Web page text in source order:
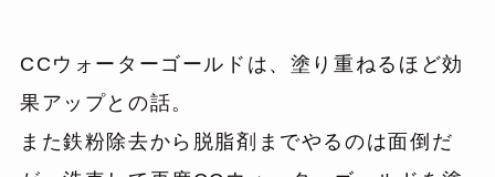
CCウォーターゴールドは、塗り重ねるほど効
果アップとの話。
また鉄粉除去から脱脂剤までやるのは面倒だ